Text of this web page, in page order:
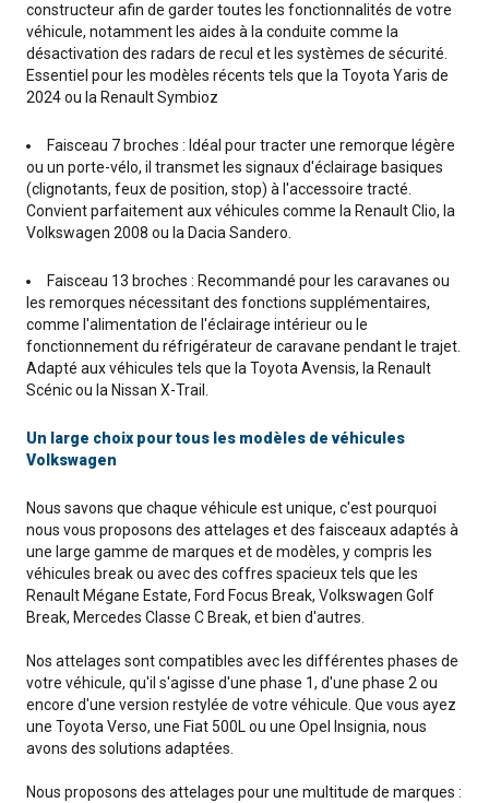
constructeur afin de garder toutes les fonctionnalités de votre
véhicule, notamment les aides à la conduite comme la
désactivation des radars de recul et les systèmes de sécurité.
Essentiel pour les modèles récents tels que la Toyota Yaris de
2024 ou la Renault Symbioz
Faisceau 7 broches : Idéal pour tracter une remorque légère
ou un porte-vélo, il transmet les signaux d'éclairage basiques
(clignotants, feux de position, stop) à l'accessoire tracté.
Convient parfaitement aux véhicules comme la Renault Clio, la
Volkswagen 2008 ou la Dacia Sandero.
Faisceau 13 broches : Recommandé pour les caravanes ou
les remorques nécessitant des fonctions supplémentaires,
comme l'alimentation de l'éclairage intérieur ou le
fonctionnement du réfrigérateur de caravane pendant le trajet.
Adapté aux véhicules tels que la Toyota Avensis, la Renault
Scénic ou la Nissan X-Trail.
Un large choix pour tous les modèles de véhicules
Volkswagen
Nous savons que chaque véhicule est unique, c'est pourquoi
nous vous proposons des attelages et des faisceaux adaptés à
une large gamme de marques et de modèles, y compris les
véhicules break ou avec des coffres spacieux tels que les
Renault Mégane Estate, Ford Focus Break, Volkswagen Golf
Break, Mercedes Classe C Break, et bien d'autres.
Nos attelages sont compatibles avec les différentes phases de
votre véhicule, qu'il s'agisse d'une phase 1, d'une phase 2 ou
encore d'une version restylée de votre véhicule. Que vous ayez
une Toyota Verso, une Fiat 500L ou une Opel Insignia, nous
avons des solutions adaptées.
Nous proposons des attelages pour une multitude de marques :